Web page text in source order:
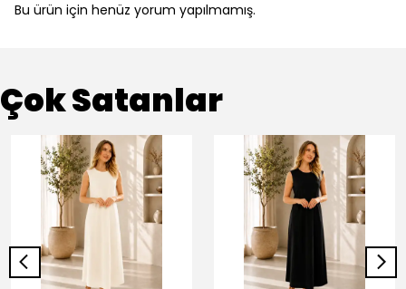
Bu ürün için henüz yorum yapılmamış.
Çok Satanlar